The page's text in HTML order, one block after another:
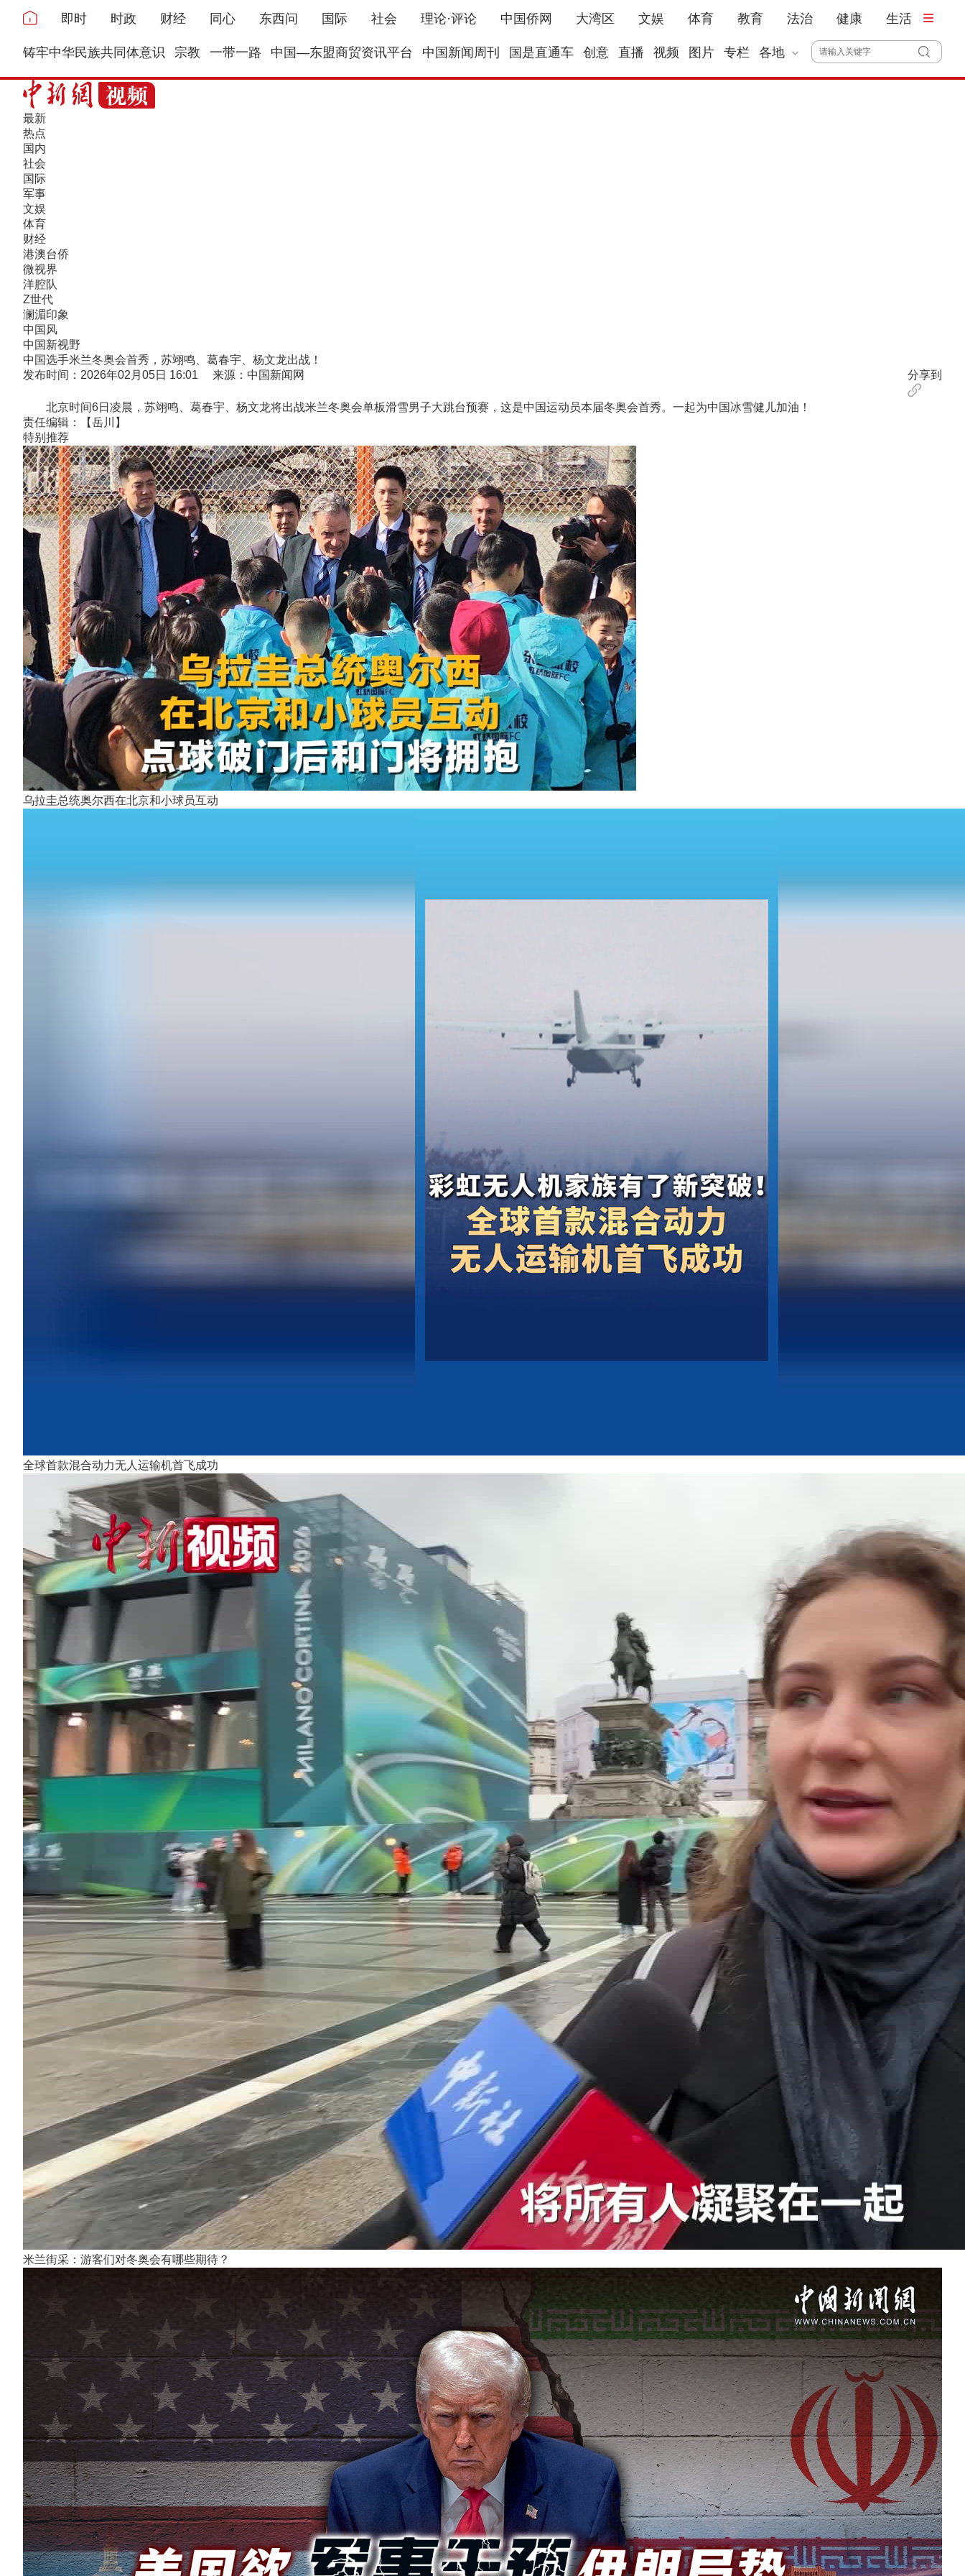
即时 时政 财经 同心 东西问 国际 社会 理论·评论 中国侨网 大湾区 文娱 体育 教育 法治 健康 生活
铸牢中华民族共同体意识 宗教 一带一路 中国—东盟商贸资讯平台 中国新闻周刊 国是直通车 创意 直播 视频 图片 专栏 各地
最新
热点
国内
社会
国际
军事
文娱
体育
财经
港澳台侨
微视界
洋腔队
Z世代
澜湄印象
中国风
中国新视野
中国选手米兰冬奥会首秀，苏翊鸣、葛春宇、杨文龙出战！
发布时间：2026年02月05日 16:01 来源：中国新闻网
分享到
北京时间6日凌晨，苏翊鸣、葛春宇、杨文龙将出战米兰冬奥会单板滑雪男子大跳台预赛，这是中国运动员本届冬奥会首秀。一起为中国冰雪健儿加油！
责任编辑：【岳川】
特别推荐
乌拉圭总统奥尔西在北京和小球员互动
全球首款混合动力无人运输机首飞成功
米兰街采：游客们对冬奥会有哪些期待？